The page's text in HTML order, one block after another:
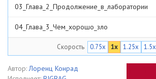
03_Глава_2_Продолжение_в_лаборатории
04_Глава_3_Чем_хорошо_зло
05_Глава_3_Чем_хорошо_зло
06_Глава_4_Спонтанность_агрессии
Скорость 0.75x 1x 1.25x 1.5x
Автор: Лоренц Конрад